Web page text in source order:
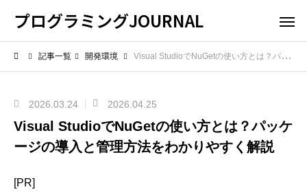
プログラミングJOURNAL
記事一覧 開発環境 Visual StudioでNuGetの使い方とは？パッケージの導入と管理方法をわかりやすく解説
2026.03.24 2026.04.25
Visual StudioでNuGetの使い方とは？パッケ
ージの導入と管理方法をわかりやすく解説
[PR]